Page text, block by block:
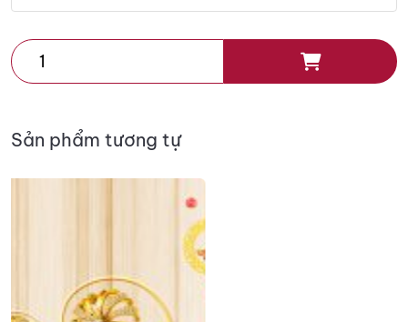
HÚT
Sản phẩm tương tự